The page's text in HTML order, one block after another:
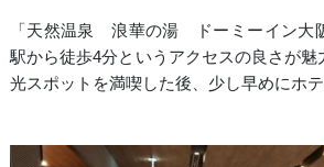
「天然温泉 浪華の湯 ドーミーイン大
駅から徒歩4分というアクセスの良さが魅
光スポットを満喫した後、少し早めにホテ